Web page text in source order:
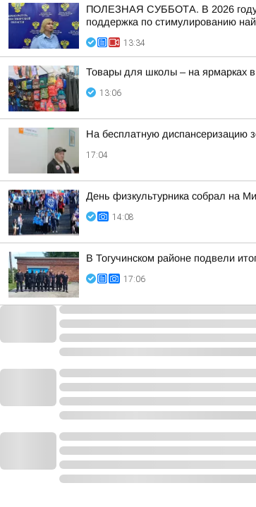
ПОЛЕЗНАЯ СУББОТА. В 2026 году
поддержка по стимулированию
13:34
Товары для школы – на ярмарках
13:06
На бесплатную диспансеризацию
17:04
День физкультурника собрал на
14:08
В Тогучинском районе подвели
17:06